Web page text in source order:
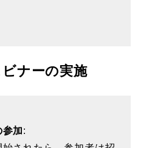
ナーの実施
参加: